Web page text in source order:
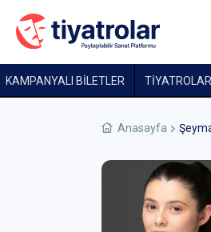
KAMPANYALI BİLETLER TİYATROLAR
Anasayfa